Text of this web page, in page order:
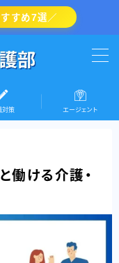
すめ7選／
対策 エージェント
働ける介護・